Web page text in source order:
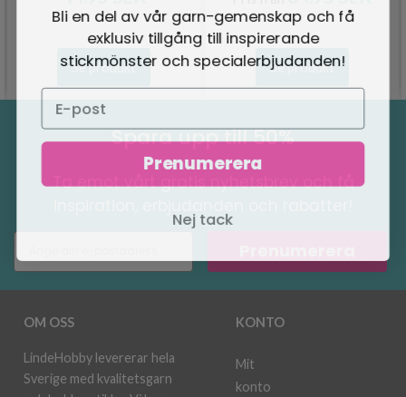
Se produkt Se produkt
Spara upp till 50%
Ta emot vårt gratis nyhetsbrev och få
OM OSS
LindeHobby levererar hela
Sverige med kvalitetsgarn
KONTO
Mit
konto
Bli en del av vår garn-gemenskap och få
exklusiv tillgång till inspirerande
stickmönster och specialerbjudanden!
Prenumerera
Nej tack